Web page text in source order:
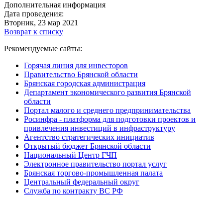
Дополнительная информация
Дата проведения:
Вторник, 23 мар 2021
Возврат к списку
Рекомендуемые сайты:
Горячая линия для инвесторов
Правительство Брянской области
Брянская городская администрация
Департамент экономического развития Брянской
области
Портал малого и среднего предпринимательства
Росинфра - платформа для подготовки проектов и
привлечения инвестиций в инфраструктуру
Агентство стратегических инициатив
Открытый бюджет Брянской области
Национальный Центр ГЧП
Электронное правительство портал услуг
Брянская торгово-промышленная палата
Центральный федеральный округ
Служба по контракту ВС РФ